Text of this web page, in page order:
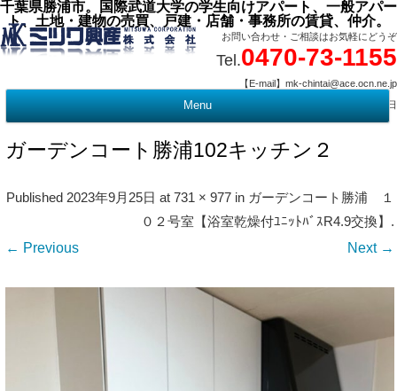
千葉県勝浦市。国際武道大学の学生向けアパート、一般アパー
ト、土地・建物の売買、戸建・店舗・事務所の賃貸、仲介。
お問い合わせ・ご相談はお気軽にどうぞ
Tel.0470-73-1155
【E-mail】mk-chintai@ace.ocn.ne.jp
【営業時間】09:00 ～ 17:15 【定 休 日】水曜・祭日
Menu
ガーデンコート勝浦102キッチン２
Published2023年9月25日 at731 × 977 in ガーデンコート勝浦 １
０２号室【浴室乾燥付ﾕﾆｯﾄﾊﾞｽR4.9交換】 .
← Previous Next →